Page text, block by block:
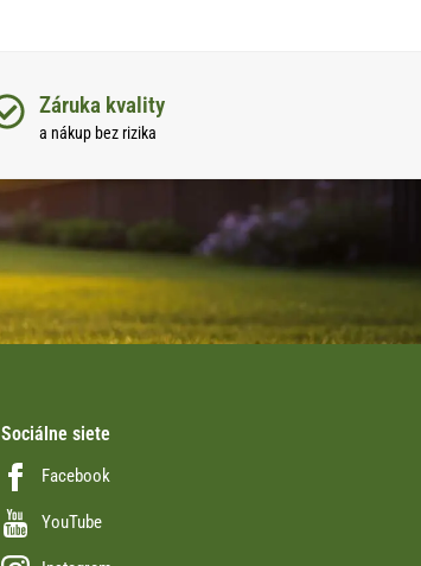
Záruka kvality
a nákup bez rizika
Sociálne siete
Facebook
YouTube